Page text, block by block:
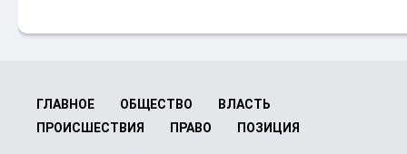
ГЛАВНОЕ ОБЩЕСТВО
ВЛАСТЬ
ПРОИСШЕСТВИЯ
ПРАВО ПОЗИЦИЯ